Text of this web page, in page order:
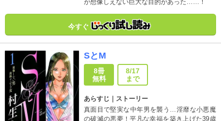
が想像しえない巨大な目的があった……！
今すぐ
SとM
8冊
無料
8/17
まで
あらすじ｜ストーリー
真面目で堅実な中年男を襲う…淫靡な小悪魔
の破滅の悪夢！平凡な幸福を築き上げた39歳